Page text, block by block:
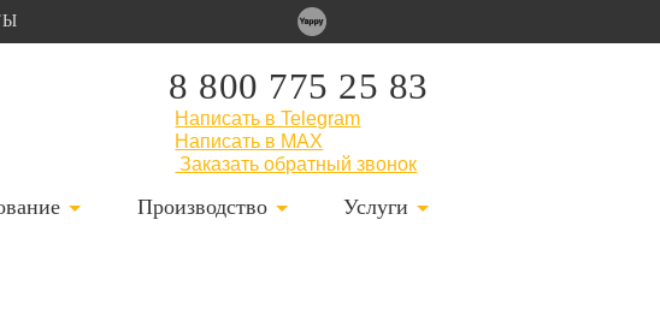
8 800 775 25 83
Написать в Telegram
Написать в MAX
Заказать обратный звонок
Производство Услуги